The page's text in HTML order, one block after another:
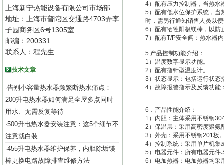
上海新宁热能设备有限公司市场部
地址：上海市普陀区交通路4703弄李
子园商务区6号1305室
邮编：200331
联系人：程先生
技术文章
·告别小容量热水器频繁断热水痛点：
200升电热水器如何满足全屋多点同时
用水、无需反复等待
·500升电热水器安装注意：这5个细节不
注意就白装
·455升电热水器维护保养，内胆除垢镁
棒更换电路故障排查维修方法
4）配有压力控制器，当热水
5）配有低水位保护系统，当
时，需另行通知销售人员以
6）配有牺牲阳极镁棒，以防
7）配有T/P安全阀：热水器
5.产品控制功能介绍：
1）温度数字显示功能。
2）配有指针型温度计。
3）状态显示：包括运行状态
4）故障报警指示及反馈功能
6．产品性能介绍：
1）内胆：主体采用不锈钢
2）保温层：采用高密度聚氨
3）外壳：采用不锈钢201板
4）控制系统：采用单片机集
5）电器元件：所有电器元件
6）电加热器：电加热器均采